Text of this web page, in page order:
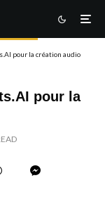
pour la création audio
pour la